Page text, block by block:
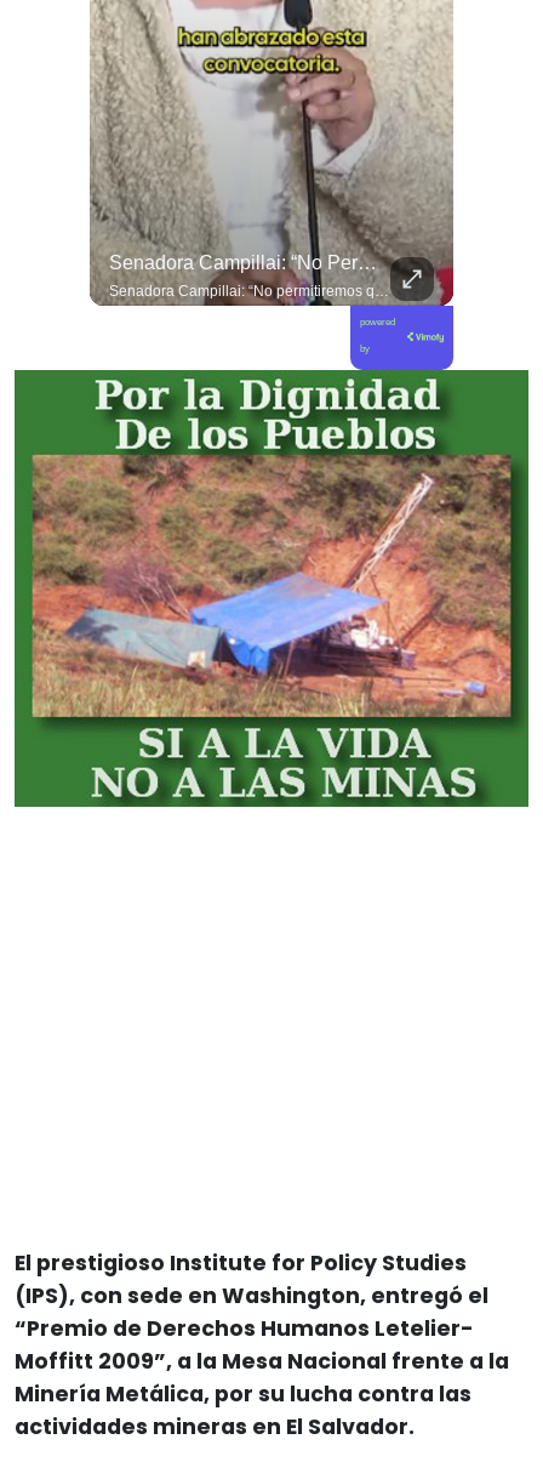
Senadora Campillai: “No Permitiremos Que La Impunidad Siga Avanzando”
Senadora Campillai: “No permitiremos que la impunidad siga avanzando”
powered
by
El prestigioso Institute for Policy Studies
(IPS), con sede en Washington, entregó el
“Premio de Derechos Humanos Letelier-
Moffitt 2009”, a la Mesa Nacional frente a la
Minería Metálica, por su lucha contra las
actividades mineras en El Salvador.